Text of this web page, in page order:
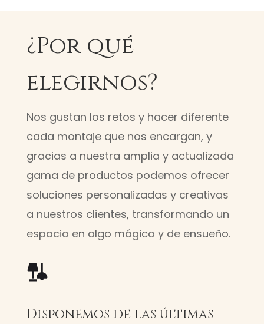
¿Por qué
elegirnos?
Nos gustan los retos y hacer diferente
cada montaje que nos encargan, y
gracias a nuestra amplia y actualizada
gama de productos podemos ofrecer
soluciones personalizadas y creativas
a nuestros clientes, transformando un
espacio en algo mágico y de ensueño.
Disponemos de las últimas